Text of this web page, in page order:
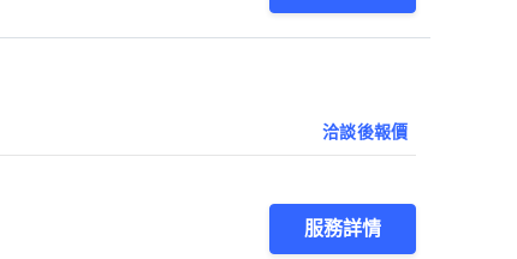
洽談後報價
服務詳情